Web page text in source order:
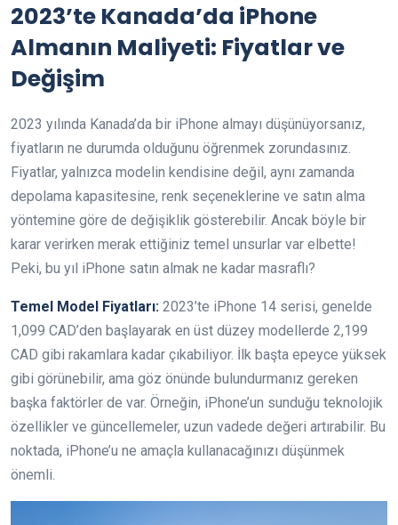
2023’te Kanada’da iPhone
Almanın Maliyeti: Fiyatlar ve
Değişim
2023 yılında Kanada’da bir iPhone almayı düşünüyorsanız,
fiyatların ne durumda olduğunu öğrenmek zorundasınız.
Fiyatlar, yalnızca modelin kendisine değil, aynı zamanda
depolama kapasitesine, renk seçeneklerine ve satın alma
yöntemine göre de değişiklik gösterebilir. Ancak böyle bir
karar verirken merak ettiğiniz temel unsurlar var elbette!
Peki, bu yıl iPhone satın almak ne kadar masraflı?
Temel Model Fiyatları: 2023’te iPhone 14 serisi, genelde
1,099 CAD’den başlayarak en üst düzey modellerde 2,199
CAD gibi rakamlara kadar çıkabiliyor. İlk başta epeyce yüksek
gibi görünebilir, ama göz önünde bulundurmanız gereken
başka faktörler de var. Örneğin, iPhone’un sunduğu teknolojik
özellikler ve güncellemeler, uzun vadede değeri artırabilir. Bu
noktada, iPhone’u ne amaçla kullanacağınızı düşünmek
önemli.